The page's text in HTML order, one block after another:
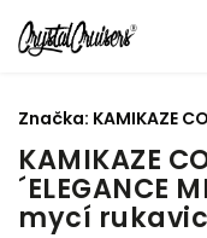
KAMIKAZE
´ELEGANCE
mycí
Značka: KAMIKAZE